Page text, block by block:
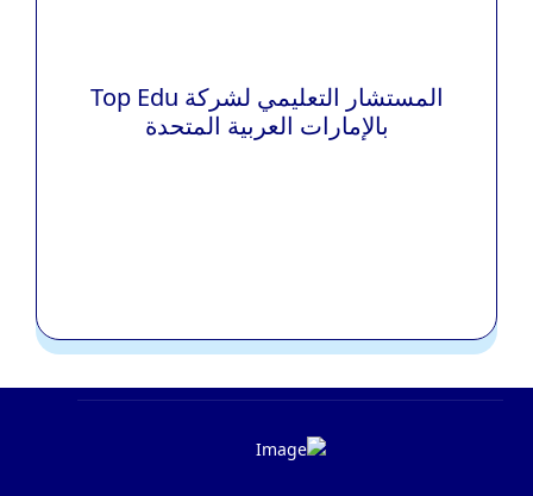
المستشار التعليمي لشركة Top Edu
بالإمارات العربية المتحدة